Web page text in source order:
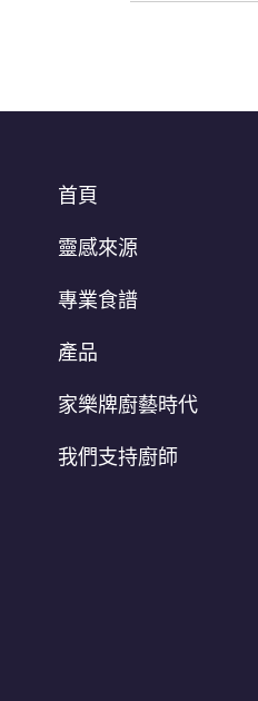
首頁
靈感來源
專業食譜
產品
家樂牌廚藝時代
我們支持廚師